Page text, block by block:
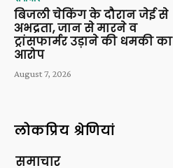
बिजली चेकिंग के दौरान जेई से
अभद्रता, जान से मारने व
ट्रांसफार्मर उड़ाने की धमकी का
आरोप
August 7, 2026
लोकप्रिय श्रेणियां
समाचार